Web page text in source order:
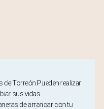
Torreón Pueden realizar
sus vidas.
de arrancar con tu